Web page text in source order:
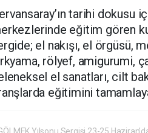
tarihi dokusu
eğitim gören
el nakışı, el örgüsü,
rölyef, amigurumi,
el sanatları, cilt
eğitimini
Yılsonu Sergisi 23-25